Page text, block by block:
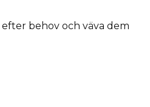
behov och väva dem